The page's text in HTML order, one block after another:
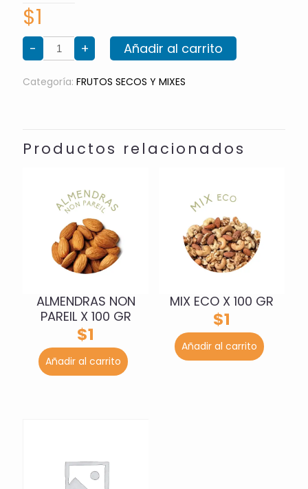
$1
- MIX
FRUTOS
SECOS
CON
ROMERO
+ Añadir al carrito
Categoría: FRUTOS SECOS Y MIXES
Productos relacionados
ALMENDRAS NON
PAREIL X 100 GR
$1
Añadir al carrito
MIX ECO X 100 GR
$1
Añadir al carrito